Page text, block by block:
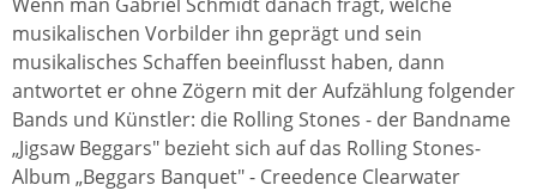
musikalischen Vorbilder ihn geprägt und sein
musikalisches Schaffen beeinflusst haben, dann
antwortet er ohne Zögern mit der Aufzählung folgender
Bands und Künstler: die Rolling Stones - der Bandname
„Jigsaw Beggars" bezieht sich auf das Rolling Stones-
Album „Beggars Banquet" - Creedence Clearwater